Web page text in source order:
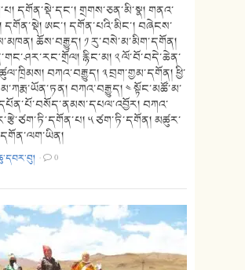
དགོན་སྡེ་དང་། གྲགས་ཅན་མི་སྣ། གནའ་
དགོན་སྡེ། ཨང་། དགོན་པའི་མིང་། བཞེངས་
ཆོས་བརྒྱུད། ༡ རུ་བསེ་མ་མིག་དགོན།
རྙིང་མ། ༢ ལོ་བོ་བདེ་ཆེན་
བཀའ་བརྒྱུད། ༣ བྲག་གྱམ་དགོན། ཕྱི་
བཀའ་བརྒྱུད། ༤ སྟོང་མཚོ་མ་
བཀའ་
༥ ཙག་ཏི་དགོན། མཚུར་
· 0